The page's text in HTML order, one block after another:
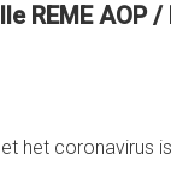
REME AOP /
het coronavirus